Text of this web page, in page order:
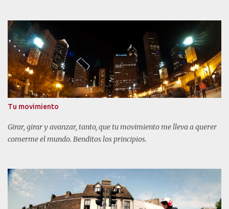
Tu movimiento
Girar, girar y avanzar, tanto, que tu movimiento me lleva a querer
comerme el mundo. Benditos los principios.